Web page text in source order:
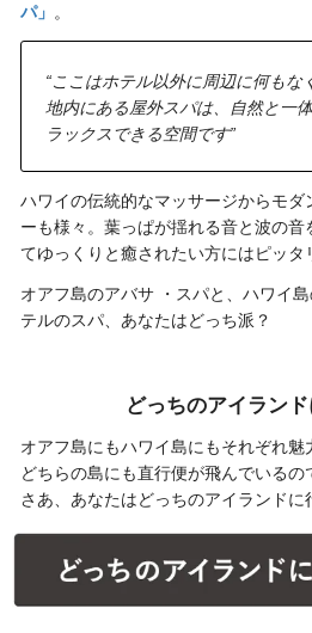
パ」 。
“ここはホテル以外に周辺に何もな
地内にある屋外スパは、自然と一
ラックスできる空間です”
ハワイの伝統的なマッサージからモダ
ーも様々。葉っぱが揺れる音と波の
てゆっくりと癒されたい方にはピッタ
オアフ島のアバサ ・スパと、ハワイ
テルのスパ、あなたはどっち派？
どっちのアイラン
オアフ島にもハワイ島にもそれぞれ
どちらの島にも直行便が飛んでいるの
さあ、あなたはどっちのアイランドに